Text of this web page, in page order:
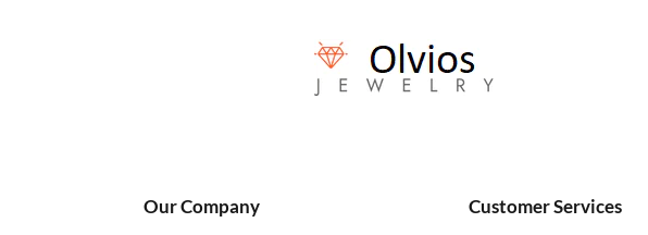
Our Company Customer Services